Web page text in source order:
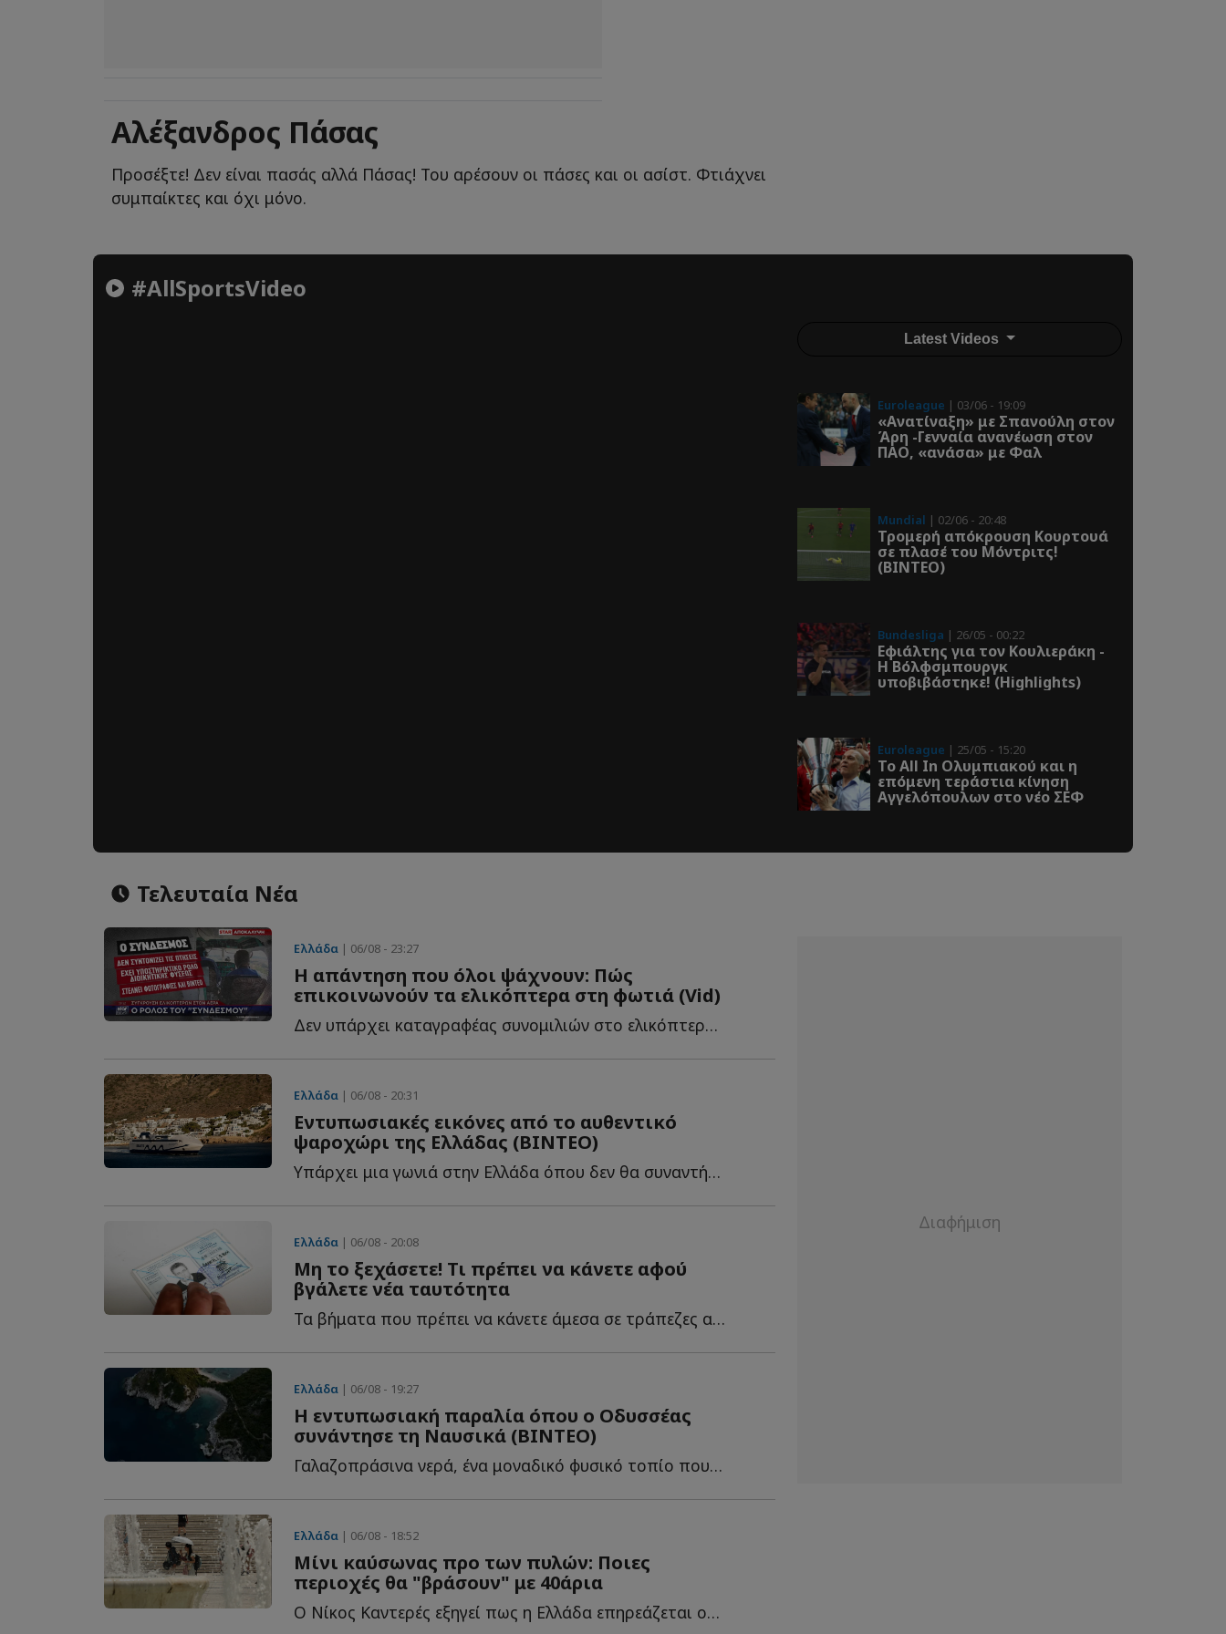
Αλέξανδρος Πάσας
Προσέξτε! Δεν είναι πασάς αλλά Πάσας! Του αρέσουν οι πάσες και οι ασίστ. Φτιάχνει
συμπαίκτες και όχι μόνο.
#AllSportsVideo
Latest Videos
Euroleague | 03/06 - 19:09
«Ανατίναξη» με Σπανούλη στον
Άρη -Γενναία ανανέωση στον
ΠΑΟ, «ανάσα» με Φαλ
Mundial | 02/06 - 20:48
Τρομερή απόκρουση Κουρτουά
σε πλασέ του Μόντριτς!
(ΒΙΝΤΕΟ)
Bundesliga | 26/05 - 00:22
Εφιάλτης για τον Κουλιεράκη -
Η Βόλφσμπουργκ
υποβιβάστηκε! (Highlights)
Euroleague | 25/05 - 15:20
Το All In Ολυμπιακού και η
επόμενη τεράστια κίνηση
Αγγελόπουλων στο νέο ΣΕΦ
Τελευταία Νέα
Ελλάδα | 06/08 - 23:27
Η απάντηση που όλοι ψάχνουν: Πώς
επικοινωνούν τα ελικόπτερα στη φωτιά (Vid)
Δεν υπάρχει καταγραφέας συνομιλιών στο ελικόπτερο, α...
Ελλάδα | 06/08 - 20:31
Εντυπωσιακές εικόνες από το αυθεντικό
ψαροχώρι της Ελλάδας (ΒΙΝΤΕΟ)
Υπάρχει μια γωνιά στην Ελλάδα όπου δεν θα συναντήσεις π...
Ελλάδα | 06/08 - 20:08
Μη το ξεχάσετε! Τι πρέπει να κάνετε αφού
βγάλετε νέα ταυτότητα
Τα βήματα που πρέπει να κάνετε άμεσα σε τράπεζες αφού β...
Ελλάδα | 06/08 - 19:27
Η εντυπωσιακή παραλία όπου ο Οδυσσέας
συνάντησε τη Ναυσικά (ΒΙΝΤΕΟ)
Γαλαζοπράσινα νερά, ένα μοναδικό φυσικό τοπίο που μοιάζει σ...
Ελλάδα | 06/08 - 18:52
Μίνι καύσωνας προ των πυλών: Ποιες
περιοχές θα "βράσουν" με 40άρια
Ο Νίκος Καντερές εξηγεί πως η Ελλάδα επηρεάζεται οριακά α...